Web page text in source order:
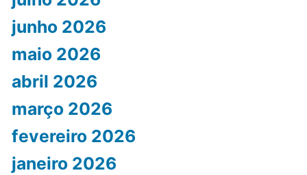
junho 2026
maio 2026
abril 2026
março 2026
fevereiro 2026
janeiro 2026